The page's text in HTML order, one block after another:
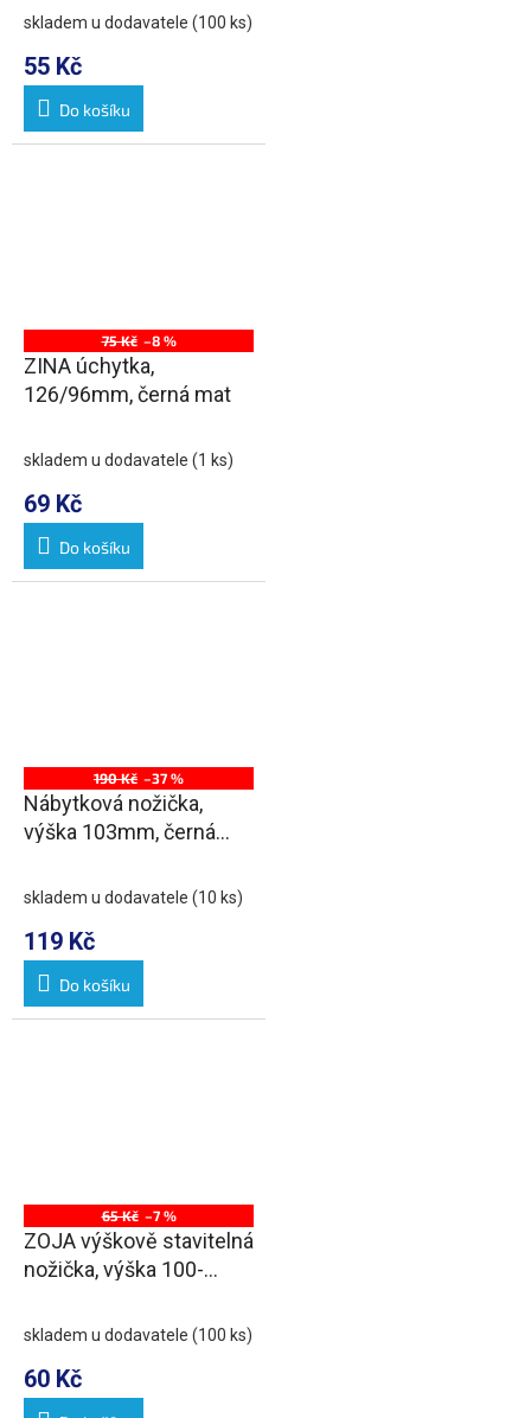
110mm, černá mat
skladem u dodavatele (100 ks)
55 Kč
Do košíku
75 Kč –8 %
ZINA úchytka,
126/96mm, černá mat
skladem u dodavatele (1 ks)
69 Kč
Do košíku
190 Kč –37 %
Nábytková nožička,
výška 103mm, černá
skladem u dodavatele (10 ks)
119 Kč
Do košíku
65 Kč –7 %
ZOJA výškově stavitelná
nožička, výška 100-
skladem u dodavatele (100 ks)
60 Kč